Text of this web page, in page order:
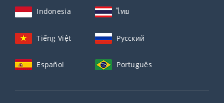
Indonesia ไทย
Tiếng Việt Русский
Español Português